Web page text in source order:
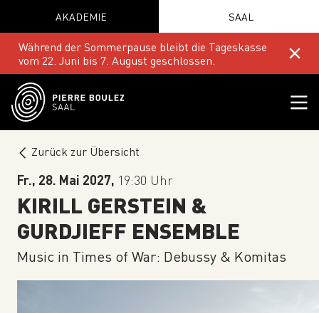
AKADEMIE SAAL
Während der Sommerpause bleibt die Tageskasse
vom 22. Juni bis 7. August geschlossen.
Zurück zur Übersicht
Fr., 28. Mai 2027, 19:30 Uhr
KIRILL GERSTEIN &
GURDJIEFF ENSEMBLE
Music in Times of War: Debussy & Komitas